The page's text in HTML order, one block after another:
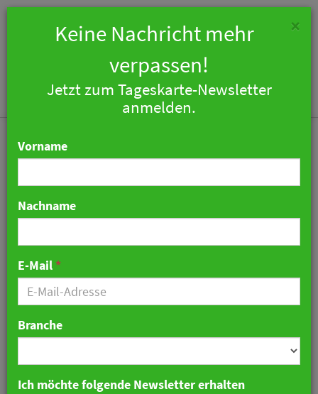
Lieferung in den Park: Mit
SIDES steigt der Umsatz
im Sommer
Pressemitteilung
×
Keine Nachricht mehr
verpassen!
Jetzt zum Tageskarte-Newsletter
anmelden.
Vorname
Nachname
E-Mail *
Branche
Ich möchte folgende Newsletter erhalten